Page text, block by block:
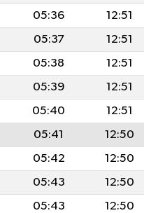
05:36 12:51
05:37 12:51
05:38 12:51
05:39 12:51
05:40 12:51
05:41 12:50
05:42 12:50
05:43 12:50
05:43 12:50